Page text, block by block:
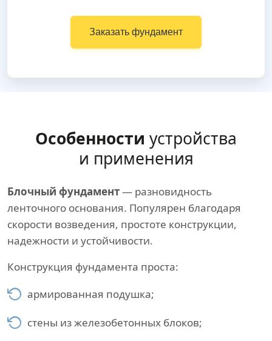
Заказать фундамент
Особенности устройства
и применения
Блочный фундамент— разновидность
ленточного основания. Популярен благодаря
скорости возведения, простоте конструкции,
надежности и устойчивости.
Конструкция фундамента проста:
армированная подушка;
стены из железобетонных блоков;